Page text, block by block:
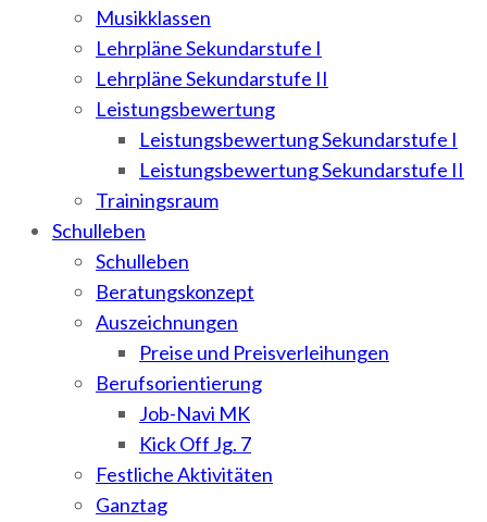
Musikklassen
Lehrpläne Sekundarstufe I
Lehrpläne Sekundarstufe II
Leistungsbewertung
Leistungsbewertung Sekundarstufe I
Leistungsbewertung Sekundarstufe II
Trainingsraum
Schulleben
Schulleben
Beratungskonzept
Auszeichnungen
Preise und Preisverleihungen
Berufsorientierung
Job-Navi MK
Kick Off Jg. 7
Festliche Aktivitäten
Ganztag